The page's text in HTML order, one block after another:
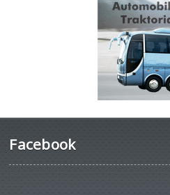
Facebook